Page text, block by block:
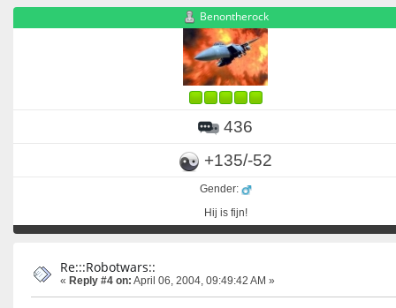
Benontherock
436
+135/-52
Gender:
Hij is fijn!
Re:::Robotwars::
« Reply #4 on: April 06, 2004, 09:49:42 AM »